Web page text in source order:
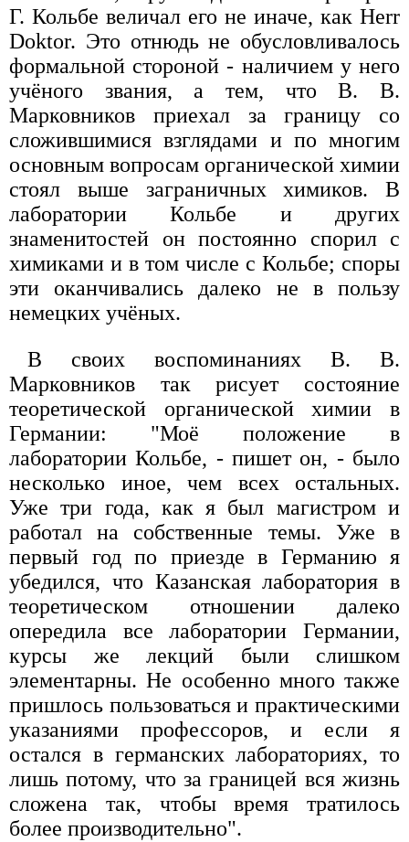
Г. Кольбе величал его не иначе, как Herr
Doktor. Это отнюдь не обусловливалось
формальной стороной - наличием у него
учёного звания, а тем, что В. В.
Марковников приехал за границу со
сложившимися взглядами и по многим
основным вопросам органической химии
стоял выше заграничных химиков. В
лаборатории Кольбе и других
знаменитостей он постоянно спорил с
химиками и в том числе с Кольбе; споры
эти оканчивались далеко не в пользу
немецких учёных.
В своих воспоминаниях В. В.
Марковников так рисует состояние
теоретической органической химии в
Германии: "Моё положение в
лаборатории Кольбе, - пишет он, - было
несколько иное, чем всех остальных.
Уже три года, как я был магистром и
работал на собственные темы. Уже в
первый год по приезде в Германию я
убедился, что Казанская лаборатория в
теоретическом отношении далеко
опередила все лаборатории Германии,
курсы же лекций были слишком
элементарны. Не особенно много также
пришлось пользоваться и практическими
указаниями профессоров, и если я
остался в германских лабораториях, то
лишь потому, что за границей вся жизнь
сложена так, чтобы время тратилось
более производительно".